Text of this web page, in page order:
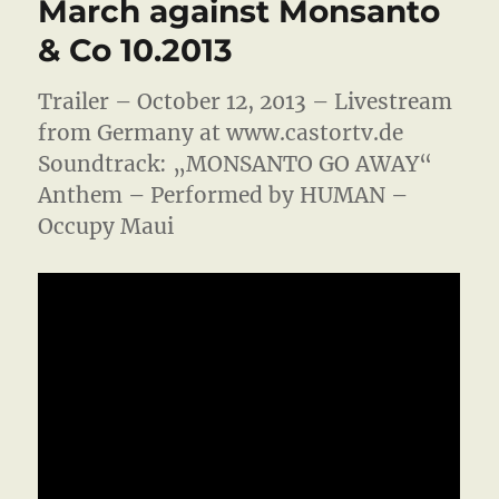
Support
Station
March against Monsanto
& Co 10.2013
Trailer – October 12, 2013 – Livestream
from Germany at www.castortv.de
Soundtrack: „MONSANTO GO AWAY“
Anthem – Performed by HUMAN –
Occupy Maui